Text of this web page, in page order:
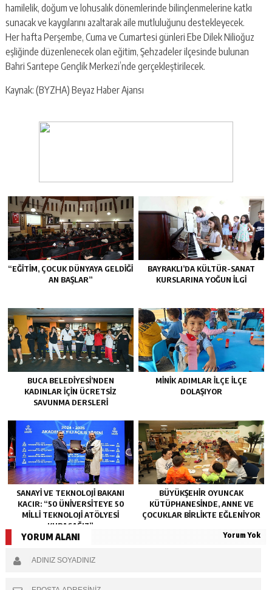
hamilelik, doğum ve lohusalık dönemlerinde bilinçlenmelerine katkı
sunacak ve kaygılarını azaltarak aile mutluluğunu destekleyecek.
Her hafta Perşembe, Cuma ve Cumartesi günleri Ebe Dilek Nilioğuz
eşliğinde düzenlenecek olan eğitim, Şehzadeler ilçesinde bulunan
Bahri Sarıtepe Gençlik Merkezi’nde gerçekleştirilecek.
Kaynak: (BYZHA) Beyaz Haber Ajansı
“EĞITIM, ÇOCUK DÜNYAYA GELDIĞI
AN BAŞLAR”
BAYRAKLI’DA KÜLTÜR-SANAT
KURSLARINA YOĞUN ILGI
BUCA BELEDIYESI’NDEN
KADINLAR IÇIN ÜCRETSIZ
SAVUNMA DERSLERI
MINIK ADIMLAR ILÇE ILÇE
DOLAŞIYOR
SANAYI VE TEKNOLOJI BAKANI
KACIR: “50 ÜNIVERSITEYE 50
MILLI TEKNOLOJI ATÖLYESI
KURACAĞIZ”
BÜYÜKŞEHIR OYUNCAK
KÜTÜPHANESINDE, ANNE VE
ÇOCUKLAR BIRLIKTE EĞLENIYOR
YORUM ALANI Yorum Yok